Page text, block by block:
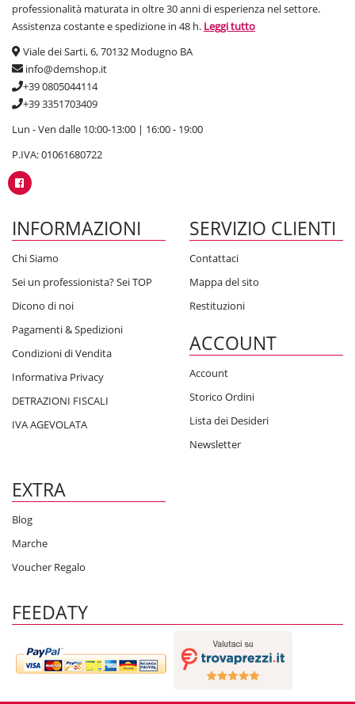
professionalità maturata in oltre 30 anni di esperienza nel settore.
Assistenza costante e spedizione in 48 h. Leggi tutto
Viale dei Sarti, 6, 70132 Modugno BA
info@demshop.it
+39 0805044114
+39 3351703409
Lun - Ven dalle 10:00-13:00 | 16:00 - 19:00
P.IVA: 01061680722
INFORMAZIONI
Chi Siamo
Sei un professionista? Sei TOP
Dicono di noi
Pagamenti & Spedizioni
Condizioni di Vendita
Informativa Privacy
DETRAZIONI FISCALI
IVA AGEVOLATA
SERVIZIO CLIENTI
Contattaci
Mappa del sito
Restituzioni
ACCOUNT
Account
Storico Ordini
Lista dei Desideri
Newsletter
EXTRA
Blog
Marche
Voucher Regalo
FEEDATY